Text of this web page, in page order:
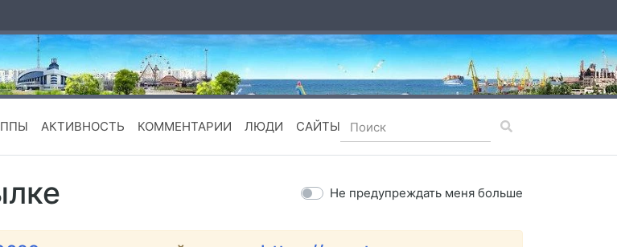
АКТИВНОСТЬ КОММЕНТАРИИ ЛЮДИ САЙТЫ
Не предупреждать меня больше